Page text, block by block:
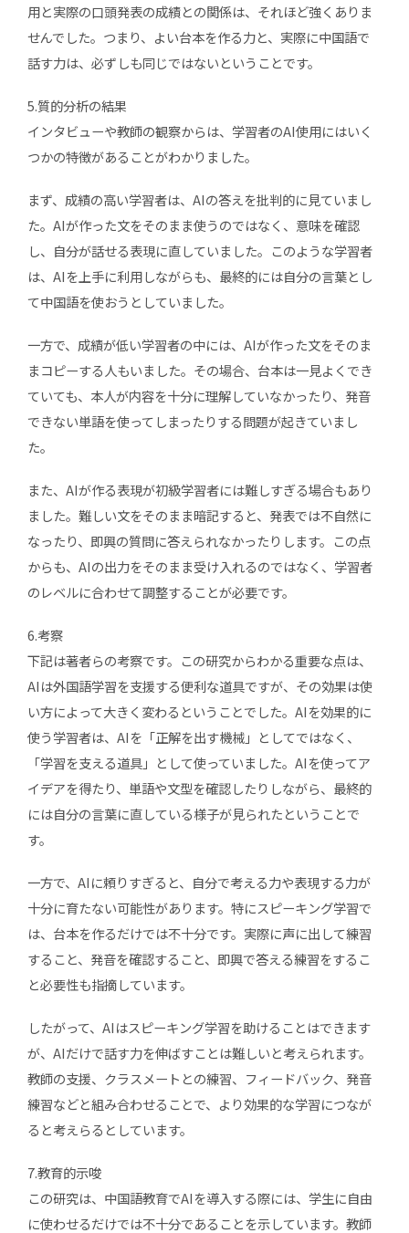
用と実際の口頭発表の成績との関係は、それほど強くありま
せんでした。つまり、よい台本を作る力と、実際に中国語で
話す力は、必ずしも同じではないということです。
5.質的分析の結果
インタビューや教師の観察からは、学習者のAI使用にはいく
つかの特徴があることがわかりました。
まず、成績の高い学習者は、AIの答えを批判的に見ていまし
た。AIが作った文をそのまま使うのではなく、意味を確認
し、自分が話せる表現に直していました。このような学習者
は、AIを上手に利用しながらも、最終的には自分の言葉とし
て中国語を使おうとしていました。
一方で、成績が低い学習者の中には、AIが作った文をそのま
まコピーする人もいました。その場合、台本は一見よくでき
ていても、本人が内容を十分に理解していなかったり、発音
できない単語を使ってしまったりする問題が起きていまし
た。
また、AIが作る表現が初級学習者には難しすぎる場合もあり
ました。難しい文をそのまま暗記すると、発表では不自然に
なったり、即興の質問に答えられなかったりします。この点
からも、AIの出力をそのまま受け入れるのではなく、学習者
のレベルに合わせて調整することが必要です。
6.考察
下記は著者らの考察です。この研究からわかる重要な点は、
AIは外国語学習を支援する便利な道具ですが、その効果は使
い方によって大きく変わるということでした。AIを効果的に
使う学習者は、AIを「正解を出す機械」としてではなく、
「学習を支える道具」として使っていました。AIを使ってア
イデアを得たり、単語や文型を確認したりしながら、最終的
には自分の言葉に直している様子が見られたということで
す。
一方で、AIに頼りすぎると、自分で考える力や表現する力が
十分に育たない可能性があります。特にスピーキング学習で
は、台本を作るだけでは不十分です。実際に声に出して練習
すること、発音を確認すること、即興で答える練習をするこ
と必要性も指摘しています。
したがって、AIはスピーキング学習を助けることはできます
が、AIだけで話す力を伸ばすことは難しいと考えられます。
教師の支援、クラスメートとの練習、フィードバック、発音
練習などと組み合わせることで、より効果的な学習につなが
ると考えらるとしています。
7.教育的示唆
この研究は、中国語教育でAIを導入する際には、学生に自由
に使わせるだけでは不十分であることを示しています。教師